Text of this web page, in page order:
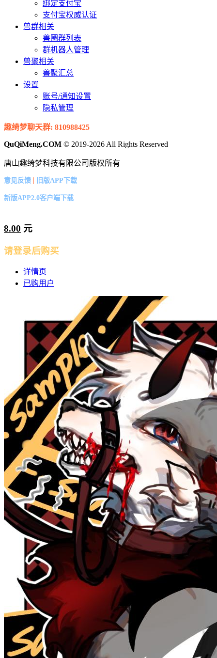
绑定支付宝
支付宝权威认证
兽群相关
兽圈群列表
群机器人管理
兽聚相关
兽聚汇总
设置
账号/通知设置
隐私管理
趣绮梦聊天群: 810988425
QuQiMeng.COM © 2019-2026 All Rights Reserved
唐山趣绮梦科技有限公司版权所有
意见反馈 | 旧版APP下载
新版APP2.0客户端下载
8.00 元
请登录后购买
详情页
已购用户